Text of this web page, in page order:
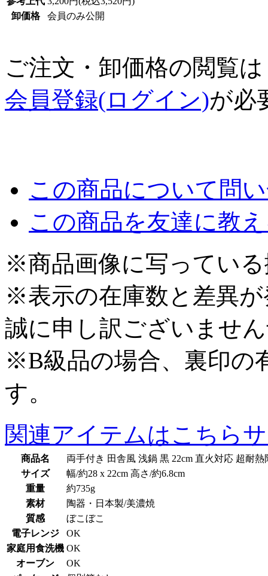
卸価格
会員のみ公開
ご注文・卸価格の閲覧は
会員登録(ログイン)が必
この商品について問
この商品を友達に教
※商品画像に写ってい
※表示の在庫数と差異
誠に申し訳ございませ
※B級品の場合、裏印の
す。
関連アイテムはこちら
商品名
両手付き 田舎風 浅鍋 黒 22cm 直火対応 超耐熱
サイズ
幅/約28 x 22cm 高さ/約6.8cm
重量
約735g
素材
陶器・日本製/美濃焼
質感
ぼこぼこ
電子レンジ
OK
家庭用食洗機 OK
オーブン
OK